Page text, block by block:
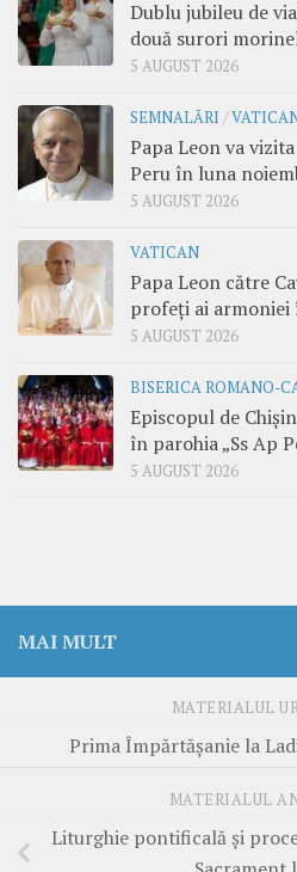
Dublu jubileu de
două surori
5 AUGUST 2026
SEMNALĂRI /
Papa Leon va
Peru în luna
5 AUGUST 2026
VATICAN
Papa Leon către
profeți ai
5 AUGUST 2026
BISERICA ROMANO-
Episcopul de
în parohia „Ss Ap
5 AUGUST 2026
MAI MULT
MATERIALUL
Prima Împărtășanie la
MATERIALUL
Liturghie pontificală și